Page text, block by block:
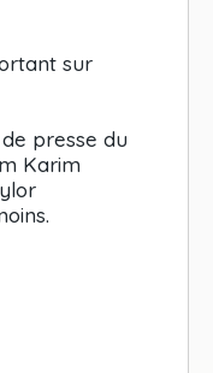
sur
presse du
Karim